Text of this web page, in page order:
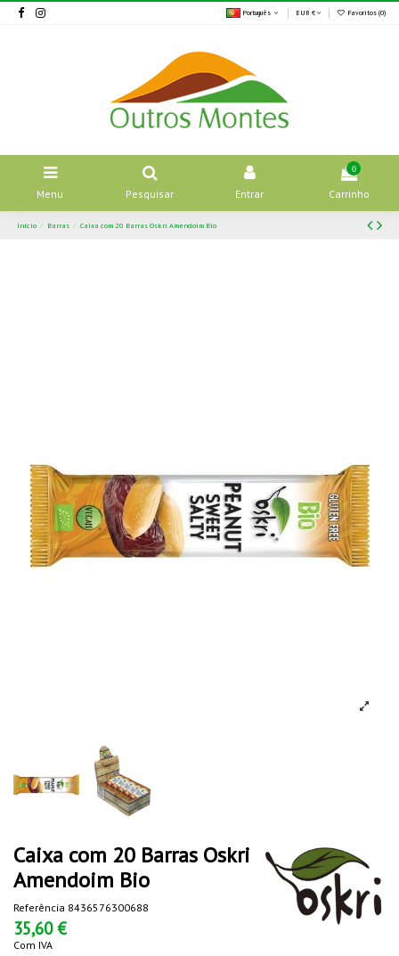
Português EUR € Favoritos (0)
Menu Pesquisar Entrar
0
Carrinho
Início Barras Caixa com 20 Barras Oskri Amendoim Bio
Caixa com 20 Barras Oskri
Amendoim Bio
Referência 8436576300688
35,60 €
Com IVA